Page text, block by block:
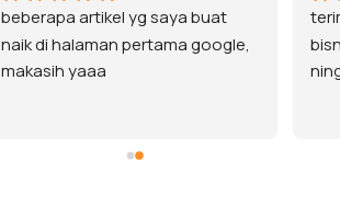
beberapa artikel yg saya buat
naik di halaman pertama google,
makasih yaaa